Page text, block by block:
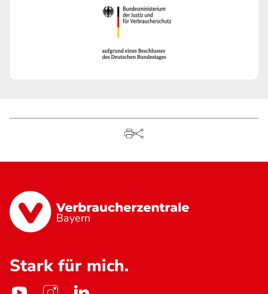
Bayern
Stark für mich.